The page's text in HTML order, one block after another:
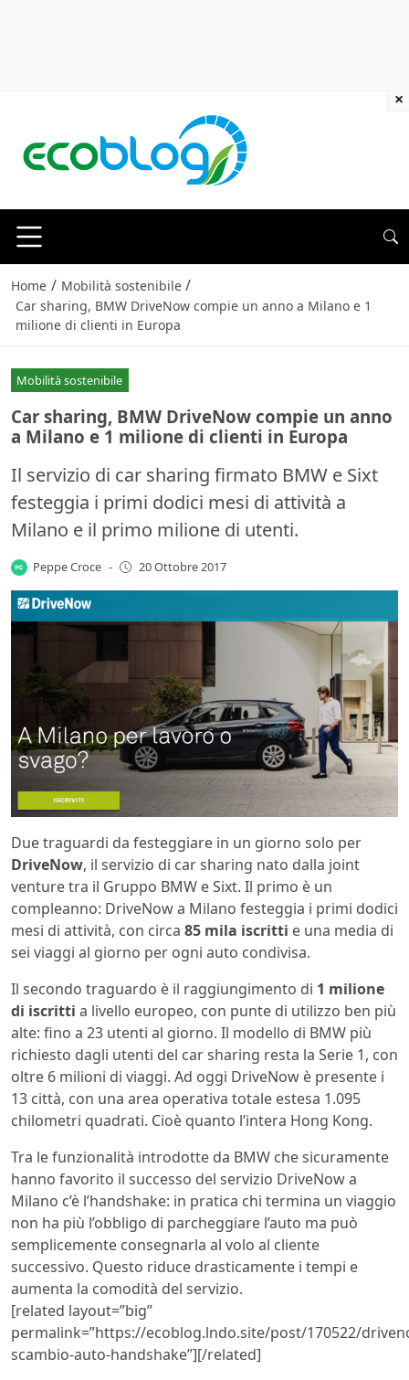
Home / Mobilità sostenibile /
Car sharing, BMW DriveNow compie un anno a Milano e 1
milione di clienti in Europa
Mobilità sostenibile
Car sharing, BMW DriveNow compie un anno
a Milano e 1 milione di clienti in Europa
Il servizio di car sharing firmato BMW e Sixt
festeggia i primi dodici mesi di attività a
Milano e il primo milione di utenti.
Peppe Croce - 20 Ottobre 2017
Due traguardi da festeggiare in un giorno solo per
DriveNow, il servizio di car sharing nato dalla joint
venture tra il Gruppo BMW e Sixt. Il primo è un
compleanno: DriveNow a Milano festeggia i primi dodici
mesi di attività, con circa 85 mila iscritti e una media di
sei viaggi al giorno per ogni auto condivisa.
Il secondo traguardo è il raggiungimento di 1 milione
di iscritti a livello europeo, con punte di utilizzo ben più
alte: fino a 23 utenti al giorno. Il modello di BMW più
richiesto dagli utenti del car sharing resta la Serie 1, con
oltre 6 milioni di viaggi. Ad oggi DriveNow è presente i
13 città, con una area operativa totale estesa 1.095
chilometri quadrati. Cioè quanto l’intera Hong Kong.
Tra le funzionalità introdotte da BMW che sicuramente
hanno favorito il successo del servizio DriveNow a
Milano c’è l’handshake: in pratica chi termina un viaggio
non ha più l’obbligo di parcheggiare l’auto ma può
semplicemente consegnarla al volo al cliente
successivo. Questo riduce drasticamente i tempi e
aumenta la comodità del servizio.
[related layout=”big”
permalink=”https://ecoblog.lndo.site/post/170522/
scambio-auto-handshake”][/related]
×